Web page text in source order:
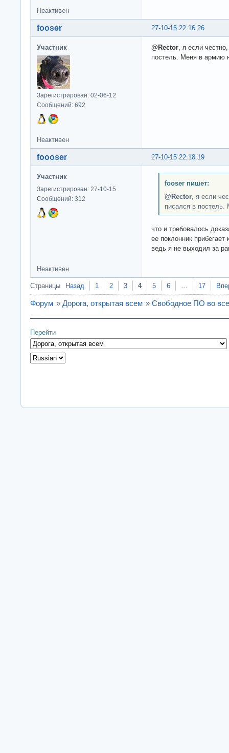
Неактивен
27-10-15 22:16:26
fooser
Участник
Зарегистрирован: 02-06-12
Сообщений: 692
@Rector , я если
постель. Меня в армию
Неактивен
27-10-15 22:18:19
foooser
Участник
Зарегистрирован: 27-10-15
Сообщений: 312
fooser пишет:
@Rector, я если
писался в
что и требовалось
ее поклонник
ведь я не выходил за
Неактивен
Страницы Назад 1 2 3 4 5 6 17
Форум » Дорога, открытая всем » Свободное ПО во
Перейти